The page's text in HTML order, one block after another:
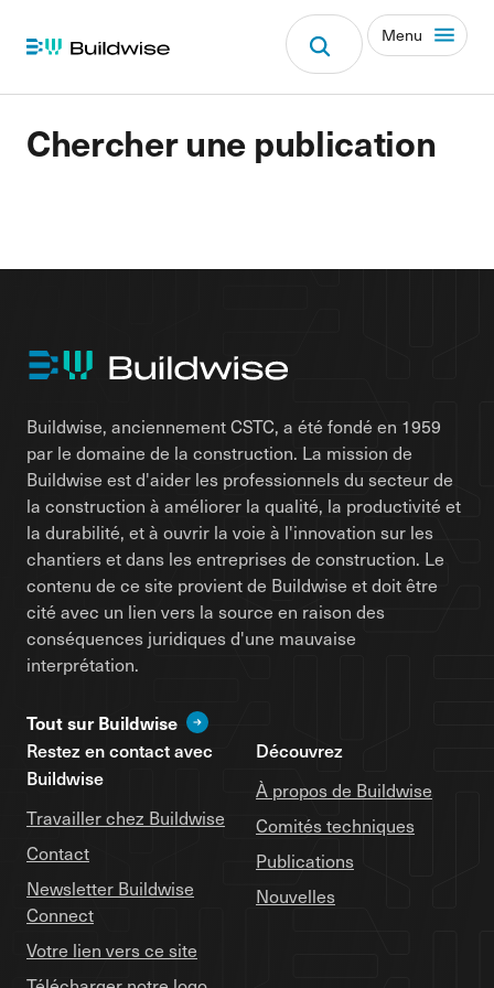
Menu
Chercher une publication
Buildwise, anciennement CSTC, a été fondé en 1959
par le domaine de la construction. La mission de
Buildwise est d'aider les professionnels du secteur de
la construction à améliorer la qualité, la productivité et
la durabilité, et à ouvrir la voie à l'innovation sur les
chantiers et dans les entreprises de construction. Le
contenu de ce site provient de Buildwise et doit être
cité avec un lien vers la source en raison des
conséquences juridiques d'une mauvaise
interprétation.
Tout sur Buildwise
Restez en contact avec
Buildwise
Travailler chez Buildwise
Contact
Newsletter Buildwise
Connect
Votre lien vers ce site
Découvrez
À propos de Buildwise
Comités techniques
Publications
Nouvelles